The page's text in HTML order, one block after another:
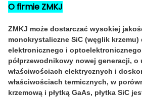
O firmie ZMKJ
ZMKJ może dostarczać wysokiej
monokrystaliczne SiC (węglik krzemu)
elektronicznego i
półprzewodnikowy nowej generacji, o
właściwościach elektrycznych i
właściwościach termicznych, w
krzemową i płytką GaAs, płytka SiC